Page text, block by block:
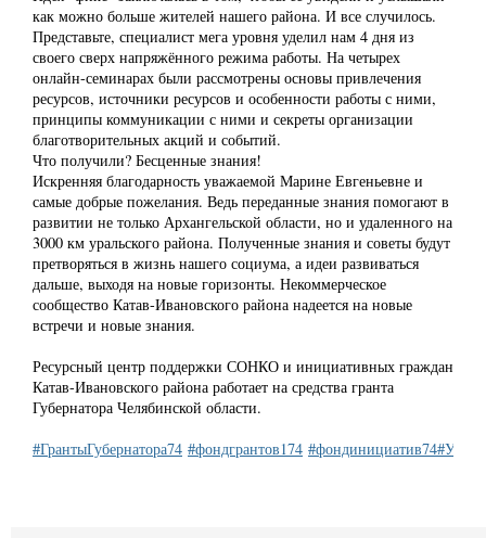
как можно больше жителей нашего района. И все случилось.
Представьте, специалист мега уровня уделил нам 4 дня из
своего сверх напряжённого режима работы. На четырех
онлайн-семинарах были рассмотрены основы привлечения
ресурсов, источники ресурсов и особенности работы с ними,
принципы коммуникации с ними и секреты организации
благотворительных акций и событий.
Что получили? Бесценные знания!
Искренняя благодарность уважаемой Марине Евгеньевне и
самые добрые пожелания. Ведь переданные знания помогают в
развитии не только Архангельской области, но и удаленного на
3000 км уральского района. Полученные знания и советы будут
претворяться в жизнь нашего социума, а идеи развиваться
дальше, выходя на новые горизонты. Некоммерческое
сообщество Катав-Ивановского района надеется на новые
встречи и новые знания.
Ресурсный центр поддержки СОНКО и инициативных граждан
Катав-Ивановского района работает на средства гранта
Губернатора Челябинской области.
#ГрантыГубернатора74 #фондгрантов174 #фондинициатив74